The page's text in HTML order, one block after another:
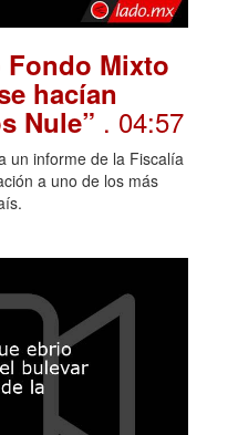
Fondo Mixto
hacían
Nule” . 04:57
un informe de la Fiscalía
a uno de los más